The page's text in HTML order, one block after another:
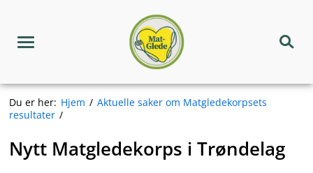
innholdMeny
Matgledekorpset
Søk
Du er her: Hjem
Aktuelle saker om Matgledekorpsets
resultater
Nytt Matgledekorps i Trøndelag